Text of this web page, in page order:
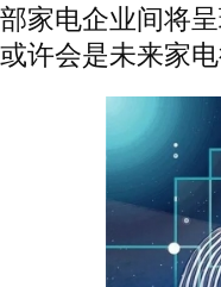
部家电企业间将
或许会是未来家